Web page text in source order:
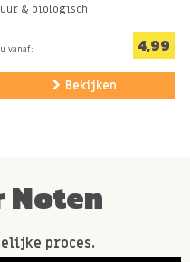
& biologisch
vanaf: 4,99
Bekijken
Noten
proces.